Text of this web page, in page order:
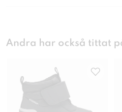
Andra har också tittat